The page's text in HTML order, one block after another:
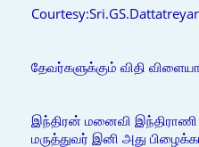
தேவர்களுக்கும் விதி
இந்திரன் மனைவி இந்திராணி
மருத்துவர் இனி அது